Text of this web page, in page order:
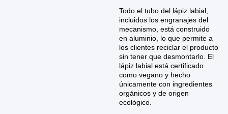
Todo el tubo del lápiz labial,
incluidos los engranajes del
mecanismo, está construido
en aluminio, lo que permite a
los clientes reciclar el producto
sin tener que desmontarlo. El
lápiz labial está certificado
como vegano y hecho
únicamente con ingredientes
orgánicos y de origen
ecológico.